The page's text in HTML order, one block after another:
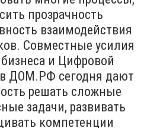
прозрачность
взаимодействия
Совместные усилия
и Цифровой
в ДОМ.РФ сегодня дают
решать сложные
задачи, развивать
компетенции